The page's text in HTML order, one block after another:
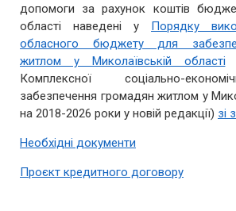
допомоги за рахунок коштів
області наведені у Порядку
обласного бюджету для
житлом у Миколаївській області
Комплексної соціально-
забезпечення громадян житлом у
на 2018-2026 роки у новій редакції) зі
Необхідні документи
Проєкт кредитного договору